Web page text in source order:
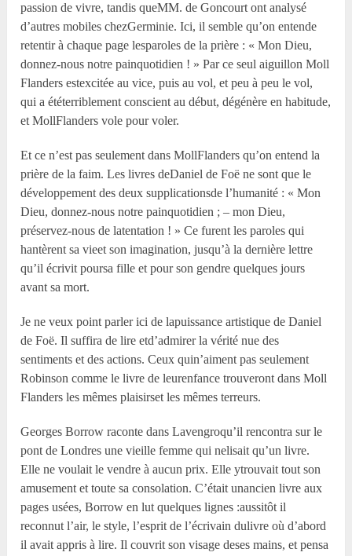
passion de vivre, tandis queMM. de Goncourt ont analysé
d’autres mobiles chezGerminie. Ici, il semble qu’on entende
retentir à chaque page lesparoles de la prière : « Mon Dieu,
donnez-nous notre painquotidien ! » Par ce seul aiguillon Moll
Flanders estexcitée au vice, puis au vol, et peu à peu le vol,
qui a ététerriblement conscient au début, dégénère en habitude,
et MollFlanders vole pour voler.
Et ce n’est pas seulement dans MollFlanders qu’on entend la
prière de la faim. Les livres deDaniel de Foë ne sont que le
développement des deux supplicationsde l’humanité : « Mon
Dieu, donnez-nous notre painquotidien ; – mon Dieu,
préservez-nous de latentation ! » Ce furent les paroles qui
hantèrent sa vieet son imagination, jusqu’à la dernière lettre
qu’il écrivit poursa fille et pour son gendre quelques jours
avant sa mort.
Je ne veux point parler ici de lapuissance artistique de Daniel
de Foë. Il suffira de lire etd’admirer la vérité nue des
sentiments et des actions. Ceux quin’aiment pas seulement
Robinson comme le livre de leurenfance trouveront dans Moll
Flanders les mêmes plaisirset les mêmes terreurs.
Georges Borrow raconte dans Lavengroqu’il rencontra sur le
pont de Londres une vieille femme qui nelisait qu’un livre.
Elle ne voulait le vendre à aucun prix. Elle ytrouvait tout son
amusement et toute sa consolation. C’était unancien livre aux
pages usées, Borrow en lut quelques lignes :aussitôt il
reconnut l’air, le style, l’esprit de l’écrivain dulivre où d’abord
il avait appris à lire. Il couvrit son visage deses mains, et pensa